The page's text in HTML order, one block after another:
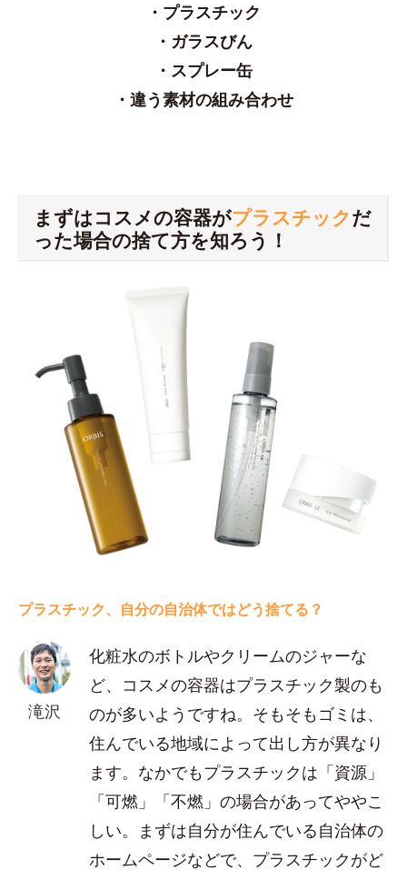
・プラスチック
・ガラスびん
・スプレー缶
・違う素材の組み合わせ
まずはコスメの容器がプラスチックだ
った場合の捨て方を知ろう！
プラスチック、自分の自治体ではどう捨てる？
滝沢
化粧水のボトルやクリームのジャーな
ど、コスメの容器はプラスチック製のも
のが多いようですね。そもそもゴミは、
住んでいる地域によって出し方が異なり
ます。なかでもプラスチックは「資源」
「可燃」「不燃」の場合があってややこ
しい。まずは自分が住んでいる自治体の
ホームページなどで、プラスチックがど